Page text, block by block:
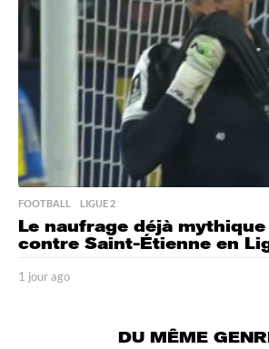
FOOTBALL ,LIGUE 2
Le naufrage déjà
contre Saint-Étienne en
1 jour ago
DU MÊME